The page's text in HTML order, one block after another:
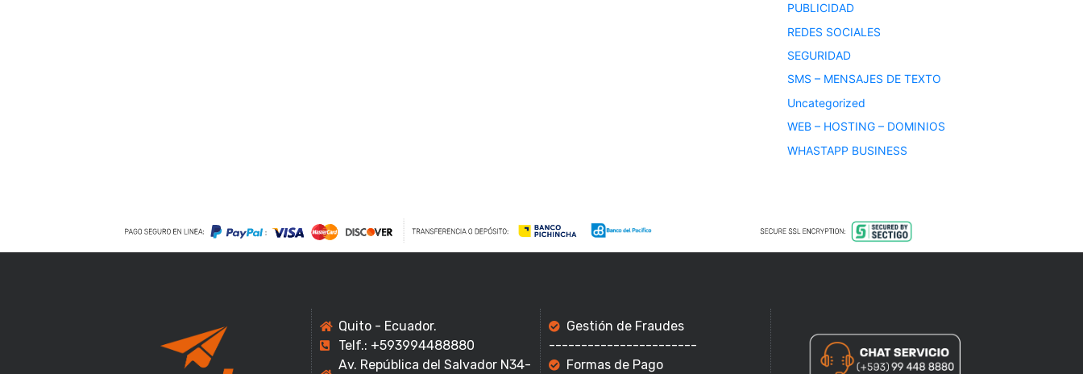
PUBLICIDAD
REDES SOCIALES
SEGURIDAD
SMS – MENSAJES DE TEXTO
Uncategorized
WEB – HOSTING – DOMINIOS
WHASTAPP BUSINESS
Quito - Ecuador.
Telf.: +593994488880
Av. República del Salvador N34-
Gestión de Fraudes
-----------------------
Formas de Pago